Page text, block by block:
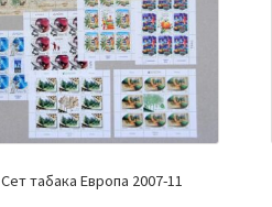
Сет табака Европа 2007-11